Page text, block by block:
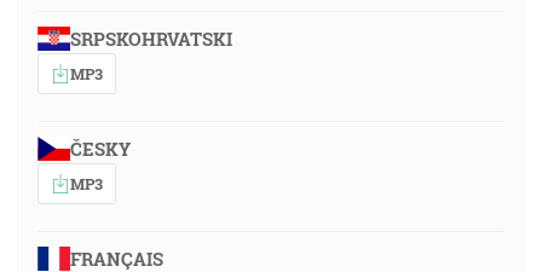
SRPSKOHRVATSKI
MP3
ČESKY
MP3
FRANÇAIS